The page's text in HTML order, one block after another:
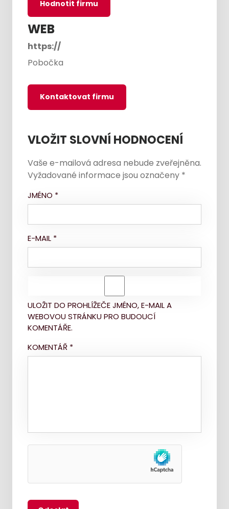
Hodnotit firmu
WEB
https://
Pobočka
Kontaktovat firmu
VLOŽIT SLOVNÍ HODNOCENÍ
Vaše e-mailová adresa nebude zveřejněna.
Vyžadované informace jsou označeny *
JMÉNO *
E-MAIL *
ULOŽIT DO PROHLÍŽEČE JMÉNO, E-MAIL A
WEBOVOU STRÁNKU PRO BUDOUCÍ
KOMENTÁŘE.
KOMENTÁŘ *